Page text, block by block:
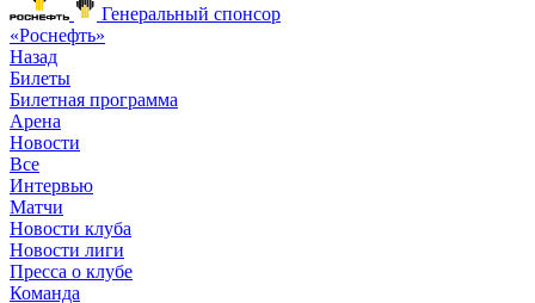
Генеральный спонсор
«Роснефть»
Назад
Билеты
Билетная программа
Арена
Новости
Все
Интервью
Матчи
Новости клуба
Новости лиги
Пресса о клубе
Команда